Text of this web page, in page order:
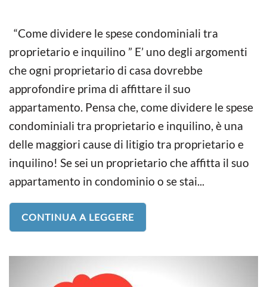
“Come dividere le spese condominiali tra
proprietario e inquilino ” E’ uno degli argomenti
che ogni proprietario di casa dovrebbe
approfondire prima di affittare il suo
appartamento. Pensa che, come dividere le spese
condominiali tra proprietario e inquilino, è una
delle maggiori cause di litigio tra proprietario e
inquilino! Se sei un proprietario che affitta il suo
appartamento in condominio o se stai...
CONTINUA A LEGGERE